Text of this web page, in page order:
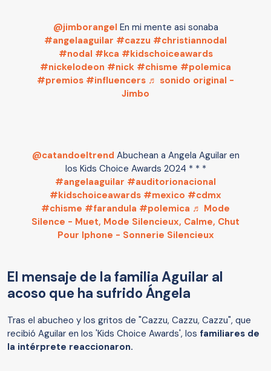
@jimborangel En mi mente asi sonaba
#angelaaguilar #cazzu #christiannodal
#nodal #kca #kidschoiceawards
#nickelodeon #nick #chisme #polemica
#premios #influencers ♬ sonido original -
Jimbo
@catandoeltrend Abuchean a Angela Aguilar en
los Kids Choice Awards 2024 * * *
#angelaaguilar #auditorionacional
#kidschoiceawards #mexico #cdmx
#chisme #farandula #polemica ♬ Mode
Silence - Muet, Mode Silencieux, Calme, Chut
Pour Iphone - Sonnerie Silencieux
El mensaje de la familia Aguilar al
acoso que ha sufrido Ángela
Tras el abucheo y los gritos de "Cazzu, Cazzu, Cazzu", que
recibió Aguilar en los 'Kids Choice Awards', los familiares de
la intérprete reaccionaron.